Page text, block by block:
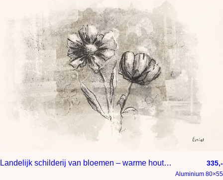
Landelijk schilderij van bloemen – warme houtskooltekening met natuurlijke texturen 335,-
Aluminium 80×55